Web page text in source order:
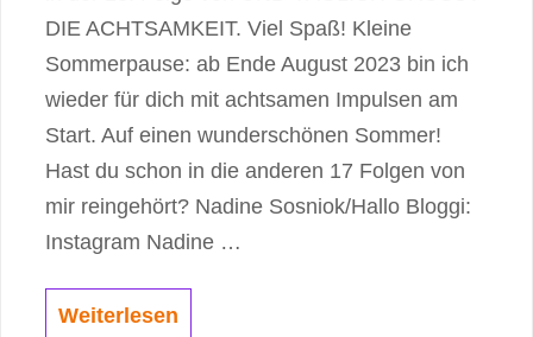
DIE ACHTSAMKEIT. Viel Spaß! Kleine
Sommerpause: ab Ende August 2023 bin ich
wieder für dich mit achtsamen Impulsen am
Start. Auf einen wunderschönen Sommer!
Hast du schon in die anderen 17 Folgen von
mir reingehört? Nadine Sosniok/Hallo Bloggi:
Instagram Nadine …
Weiterlesen